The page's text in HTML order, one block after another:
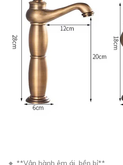
🔸 **Vận hành êm ái, bền bỉ**